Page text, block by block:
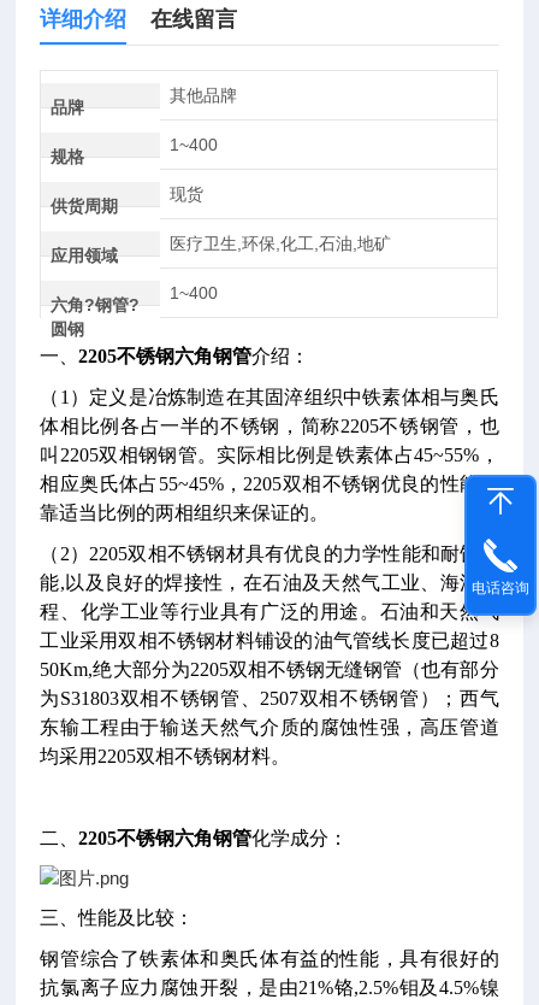
详细介绍 在线留言
品牌
其他品牌
规格
1~400
供货周期
现货
应用领域
医疗卫生,环保,化工,石油,地矿
六角?钢管?
圆钢
1~400
一、2205不锈钢六角钢管介绍：
（1）定义是冶炼制造在其固淬组织中铁素体相与奥氏
体相比例各占一半的不锈钢，简称2205不锈钢管，也
叫2205双相钢钢管。实际相比例是铁素体占45~55%，
相应奥氏体占55~45%，2205双相不锈钢优良的性能是
靠适当比例的两相组织来保证的。
（2）2205双相不锈钢材具有优良的力学性能和耐蚀性
能,以及良好的焊接性，在石油及天然气工业、海洋工
程、化学工业等行业具有广泛的用途。石油和天然气
工业采用双相不锈钢材料铺设的油气管线长度已超过8
50Km,绝大部分为2205双相不锈钢无缝钢管（也有部分
为S31803双相不锈钢管、2507双相不锈钢管）；西气
东输工程由于输送天然气介质的腐蚀性强，高压管道
均采用2205双相不锈钢材料。
二、2205不锈钢六角钢管化学成分：
三、性能及比较：
钢管综合了铁素体和奥氏体有益的性能，具有很好的
抗氯离子应力腐蚀开裂，是由21%铬,2.5%钼及4.5%镍
电话咨询